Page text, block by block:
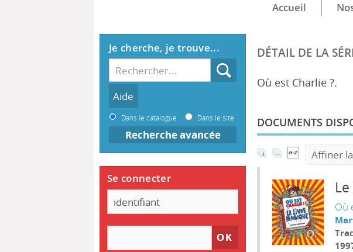
Accueil
DÉTAIL DE LA
Où est Charlie ?.
DOCUMENTS
Affiner
Où
Je cherche, je trouve...
Dans le catalogue Dans le site
Recherche avancée
Se connecter